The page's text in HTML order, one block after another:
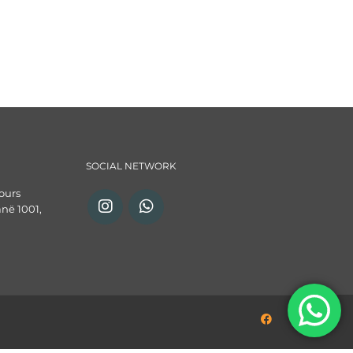
1001,
SOCIAL NETWORK